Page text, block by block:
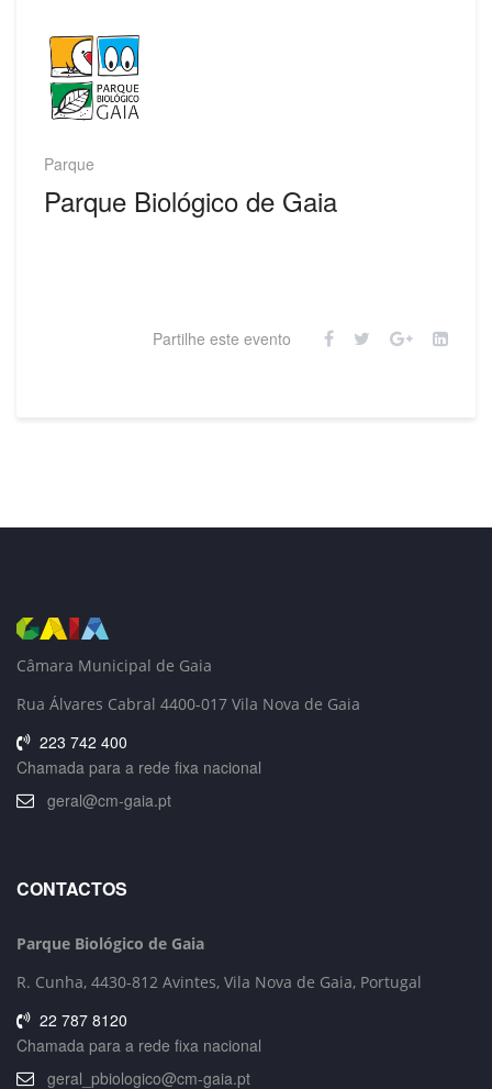
Parque
Parque Biológico de Gaia
Partilhe este evento
Câmara Municipal de Gaia
Rua Álvares Cabral 4400-017 Vila Nova de Gaia
223 742 400
Chamada para a rede fixa nacional
geral@cm-gaia.pt
CONTACTOS
Parque Biológico de Gaia
R. Cunha, 4430-812 Avintes, Vila Nova de Gaia, Portugal
22 787 8120
Chamada para a rede fixa nacional
geral_pbiologico@cm-gaia.pt